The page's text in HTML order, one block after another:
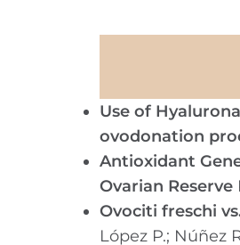
Use of
ovodonation
Antioxidant
Ovarian Reserve
Ovociti freschi
López P.; Núñez